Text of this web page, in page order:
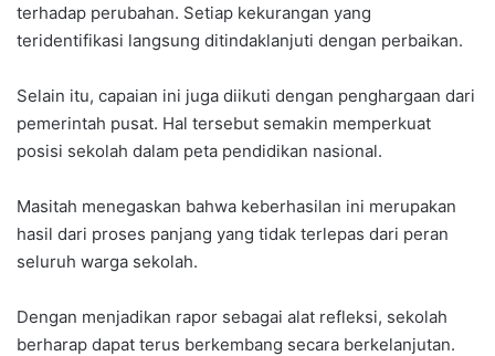
terhadap perubahan. Setiap kekurangan yang
teridentifikasi langsung ditindaklanjuti dengan perbaikan.
Selain itu, capaian ini juga diikuti dengan penghargaan dari
pemerintah pusat. Hal tersebut semakin memperkuat
posisi sekolah dalam peta pendidikan nasional.
Masitah menegaskan bahwa keberhasilan ini merupakan
hasil dari proses panjang yang tidak terlepas dari peran
seluruh warga sekolah.
Dengan menjadikan rapor sebagai alat refleksi, sekolah
berharap dapat terus berkembang secara berkelanjutan.